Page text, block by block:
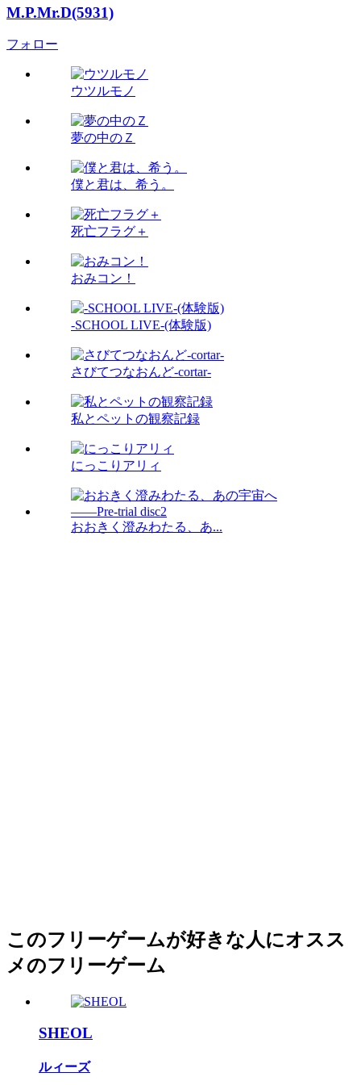
M.P.Mr.D(5931)
フォロー
ウツルモノ
夢の中のＺ
僕と君は、希う。
死亡フラグ＋
おみコン！
-SCHOOL LIVE-(体験版)
さびてつなおんど-cortar-
私とペットの観察記録
にっこりアリィ
おおきく澄みわたる、あ...
このフリーゲームが好きな人にオスス
メのフリーゲーム
SHEOL
ルィーズ